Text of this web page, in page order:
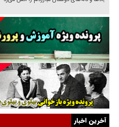
تغییر رویه دشمن در ترور از شیخ فضل‌الله تا مصباح
خرید قسطی اولش خنده و آخرش گریه است!
فوتبال و آن «بالا»!
راهبرد غافلگیری با نسل جدید پهپاد‌ها
جنجال پزشکان تقلبی در صنعت زیبایی
یهودی‌ها در ادبیات داستانی اروپا؛ از شکسپیر تا
دیکنزآخرین اخبار